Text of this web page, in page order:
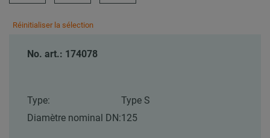
Réinitialiser la sélection
No. art.: 174078
Type:
Type S
Diamètre nominal DN:125